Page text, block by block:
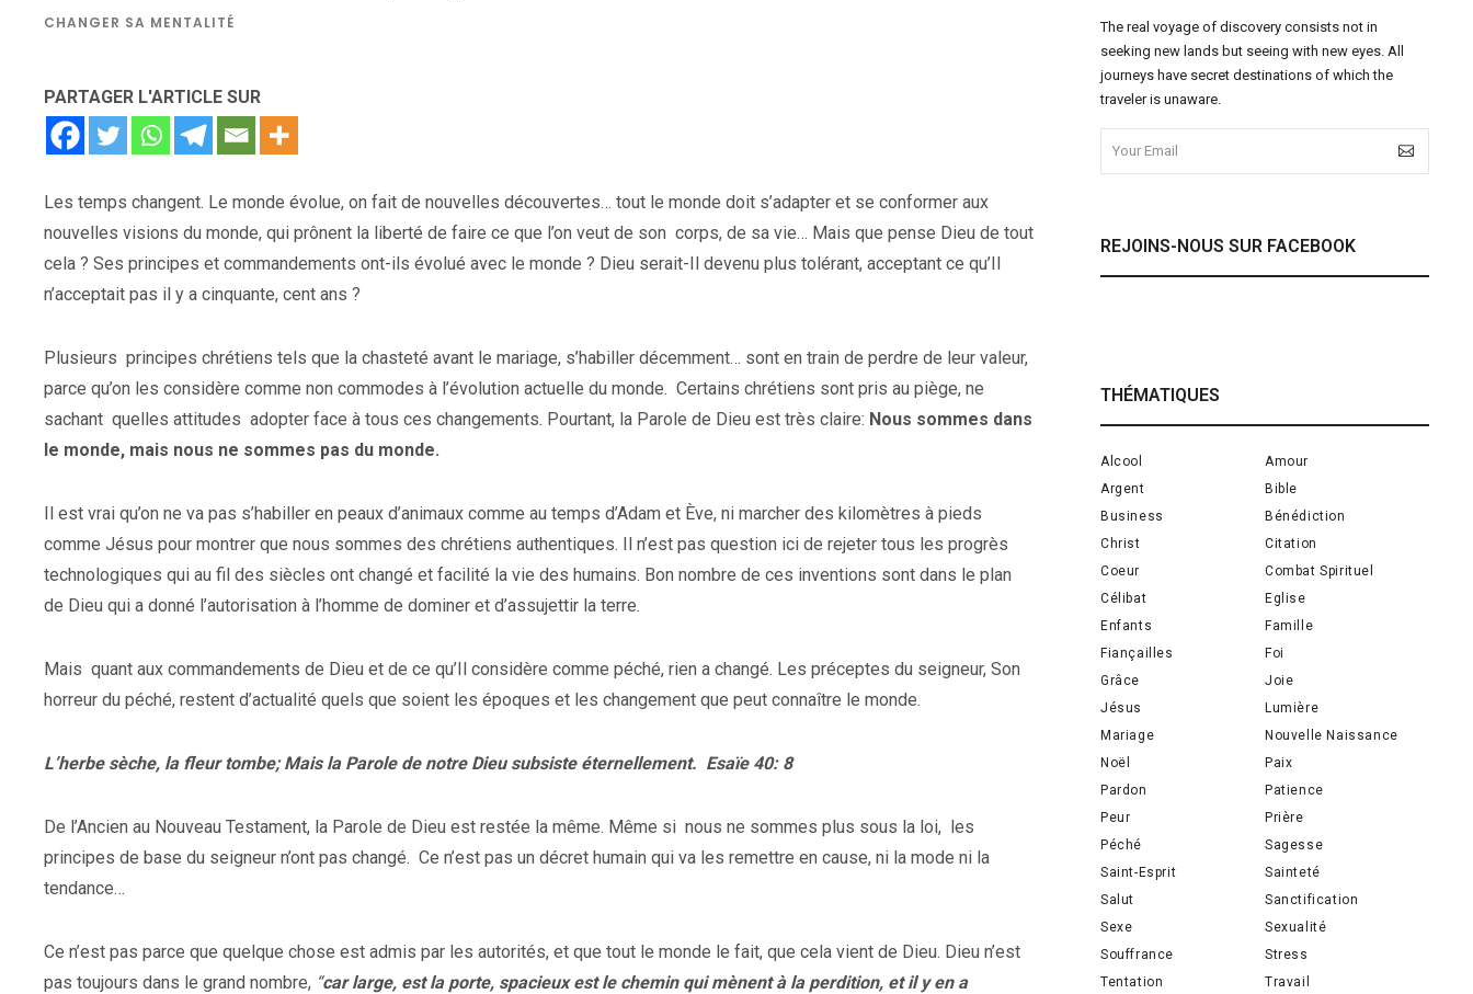
CHANGER SA MENTALITÉ
PARTAGER L'ARTICLE SUR
Les temps changent. Le monde évolue, on fait de nouvelles découvertes… tout le monde doit s’adapter et se conformer aux
nouvelles visions du monde, qui prônent la liberté de faire ce que l’on veut de son corps, de sa vie… Mais que pense Dieu de tout
cela ? Ses principes et commandements ont-ils évolué avec le monde ? Dieu serait-Il devenu plus tolérant, acceptant ce qu’Il
n’acceptait pas il y a cinquante, cent ans ?
Plusieurs principes chrétiens tels que la chasteté avant le mariage, s’habiller décemment… sont en train de perdre de leur valeur,
parce qu’on les considère comme non commodes à l’évolution actuelle du monde. Certains chrétiens sont pris au piège, ne
sachant quelles attitudes adopter face à tous ces changements. Pourtant, la Parole de Dieu est très claire: Nous sommes dans
le monde, mais nous ne sommes pas du monde.
Il est vrai qu’on ne va pas s’habiller en peaux d’animaux comme au temps d’Adam et Ève, ni marcher des kilomètres à pieds
comme Jésus pour montrer que nous sommes des chrétiens authentiques. Il n’est pas question ici de rejeter tous les progrès
technologiques qui au fil des siècles ont changé et facilité la vie des humains. Bon nombre de ces inventions sont dans le plan
de Dieu qui a donné l’autorisation à l’homme de dominer et d’assujettir la terre.
Mais quant aux commandements de Dieu et de ce qu’Il considère comme péché, rien a changé. Les préceptes du seigneur, Son
horreur du péché, restent d’actualité quels que soient les époques et les changement que peut connaître le monde.
L’herbe sèche, la fleur tombe; Mais la Parole de notre Dieu subsiste éternellement. Esaïe 40: 8
De l’Ancien au Nouveau Testament, la Parole de Dieu est restée la même. Même si nous ne sommes plus sous la loi, les
principes de base du seigneur n’ont pas changé. Ce n’est pas un décret humain qui va les remettre en cause, ni la mode ni la
tendance…
Ce n’est pas parce que quelque chose est admis par les autorités, et que tout le monde le fait, que cela vient de Dieu. Dieu n’est
pas toujours dans le grand nombre, “car large, est la porte, spacieux est le chemin qui mènent à la perdition, et il y en a
The real voyage of discovery consists not in
seeking new lands but seeing with new eyes. All
journeys have secret destinations of which the
traveler is unaware.
REJOINS-NOUS SUR FACEBOOK
THÉMATIQUES
Alcool
Amour
Argent
Bible
Business
Bénédiction
Christ
Citation
Coeur
Combat Spirituel
Célibat
Eglise
Enfants
Famille
Fiançailles
Foi
Grâce
Joie
Jésus
Lumière
Mariage
Nouvelle Naissance
Noël
Paix
Pardon
Patience
Peur
Prière
Péché
Sagesse
Saint-Esprit
Sainteté
Salut
Sanctification
Sexe
Sexualité
Souffrance
Stress
Tentation
Travail